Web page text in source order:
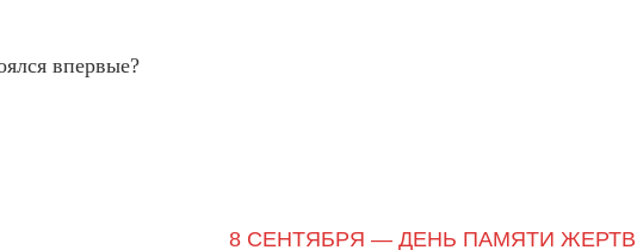
впервые?
8 СЕНТЯБРЯ — ДЕНЬ ПАМЯТИ ЖЕРТВ